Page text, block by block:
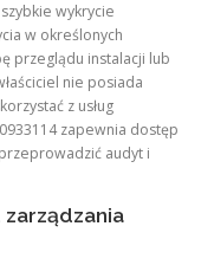
wykrycie
w określonych
przeglądu instalacji lub
nie posiada
z usług
zapewnia dostęp
audyt i